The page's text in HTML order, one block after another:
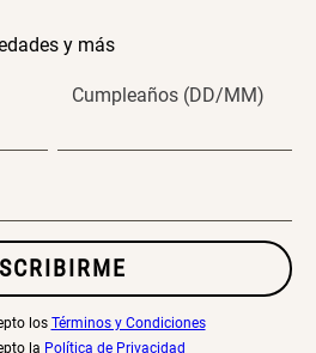
y más
Cumpleaños (DD/MM)
los Términos y Condiciones
la Política de Privacidad
Papelero de Plástico Color 8 Lt
15,7x22,2x33,3 cm